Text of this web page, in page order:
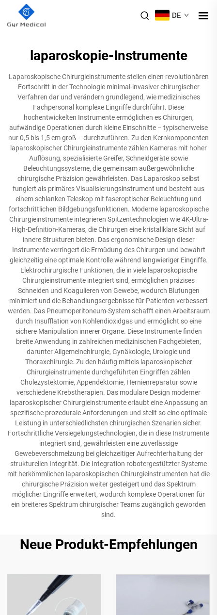
DE
laparoskopie-Instrumente
Laparoskopische Chirurgieinstrumente stellen einen revolutionären
Fortschritt in der Technologie minimal-invasiver chirurgischer
Verfahren dar und verändern grundlegend, wie medizinisches
Fachpersonal komplexe Eingriffe durchführt. Diese
hochentwickelten Instrumente ermöglichen es Chirurgen,
aufwändige Operationen durch kleine Einschnitte – typischerweise
nur 0,5 bis 1,5 cm groß – durchzuführen. Zu den Kernkomponenten
laparoskopischer Chirurgieinstrumente zählen Kameras mit hoher
Auflösung, spezialisierte Greifer, Schneidgeräte sowie
Beleuchtungssysteme, die gemeinsam außergewöhnliche
chirurgische Präzision gewährleisten. Das Laparoskop selbst
fungiert als primäres Visualisierungsinstrument und besteht aus
einem schlanken Teleskop mit faseroptischer Beleuchtung und
fortschrittlichen Bildgebungsfunktionen. Moderne laparoskopische
Chirurgieinstrumente integrieren Spitzentechnologien wie 4K-Ultra-
High-Definition-Kameras, die Chirurgen eine kristallklare Sicht auf
innere Strukturen bieten. Das ergonomische Design dieser
Instrumente verringert die Ermüdung des Chirurgen und bewahrt
gleichzeitig eine optimale Kontrolle während langwieriger Eingriffe.
Elektrochirurgische Funktionen, die in viele laparoskopische
Chirurgieinstrumente integriert sind, ermöglichen präzises
Schneiden und Koagulieren von Gewebe, wodurch Blutungen
minimiert und die Behandlungsergebnisse für Patienten verbessert
werden. Das Pneumoperitoneum-System schafft einen Arbeitsraum
durch Insufflation von Kohlendioxidgas und ermöglicht so eine
sichere Manipulation innerer Organe. Diese Instrumente finden
breite Anwendung in zahlreichen medizinischen Fachgebieten,
darunter Allgemeinchirurgie, Gynäkologie, Urologie und
Thoraxchirurgie. Zu den häufig mittels laparoskopischer
Chirurgieinstrumente durchgeführten Eingriffen zählen
Cholezystektomie, Appendektomie, Hernienreparatur sowie
verschiedene Krebstherapien. Das modulare Design moderner
laparoskopischer Chirurgieinstrumente erlaubt eine Anpassung an
spezifische prozedurale Anforderungen und stellt so eine optimale
Leistung in unterschiedlichsten chirurgischen Szenarien sicher.
Fortschrittliche Versiegelungstechnologien, die in diese Instrumente
integriert sind, gewährleisten eine zuverlässige
Gewebeverschmelzung bei gleichzeitiger Aufrechterhaltung der
strukturellen Integrität. Die Integration robotergestützter Systeme
mit herkömmlichen laparoskopischen Chirurgieinstrumenten hat die
chirurgische Präzision weiter gesteigert und das Spektrum
möglicher Eingriffe erweitert, wodurch komplexe Operationen für
ein breiteres Spektrum chirurgischer Teams zugänglich geworden
sind.
Neue Produkt-Empfehlungen